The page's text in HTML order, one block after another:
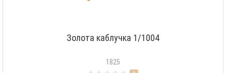
Золота каблучка 1/1004
1825